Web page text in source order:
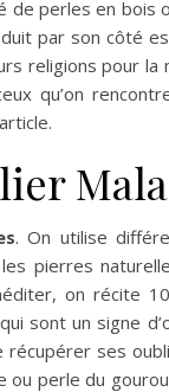
de perles en bois
par son côté
religions pour
qu’on
. On utilise
pierres
on récite
sont un signe
ses
ou perle du